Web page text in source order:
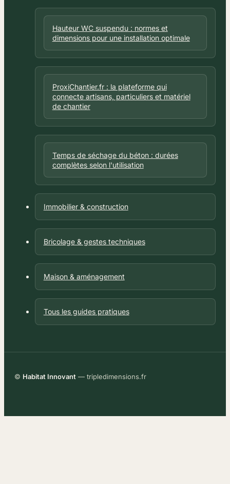
Hauteur WC suspendu : normes et
dimensions pour une installation optimale
ProxiChantier.fr : la plateforme qui
connecte artisans, particuliers et matériel
de chantier
Temps de séchage du béton : durées
complètes selon l'utilisation
Immobilier & construction
Bricolage & gestes techniques
Maison & aménagement
Tous les guides pratiques
© Habitat Innovant— tripledimensions.fr